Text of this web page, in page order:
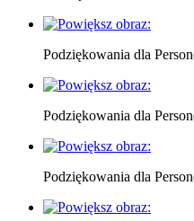
Podziękowania dla
Podziękowania dla
Podziękowania dla